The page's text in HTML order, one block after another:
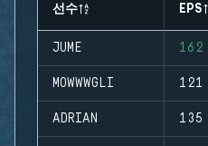
선수 EPS
JUME 162
MOWWWGLI 121
ADRIAN 135